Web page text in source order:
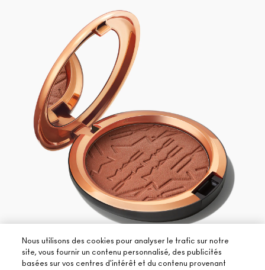
15 teintes
RADIANT RICH ROSY
Nous utilisons des cookies pour analyser le trafic sur notre
site, vous fournir un contenu personnalisé, des publicités
basées sur vos centres d'intérêt et du contenu provenant